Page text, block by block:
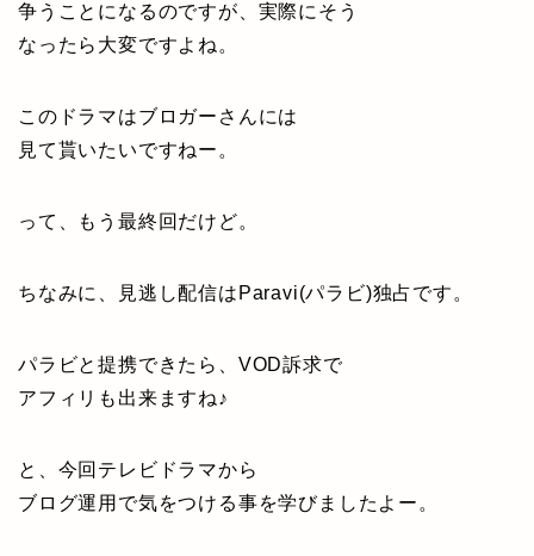
争うことになるのですが、実際にそう
なったら大変ですよね。
このドラマはブロガーさんには
見て貰いたいですねー。
って、もう最終回だけど。
ちなみに、見逃し配信はParavi(パラビ)独占です。
パラビと提携できたら、VOD訴求で
アフィリも出来ますね♪
と、今回テレビドラマから
ブログ運用で気をつける事を学びましたよー。